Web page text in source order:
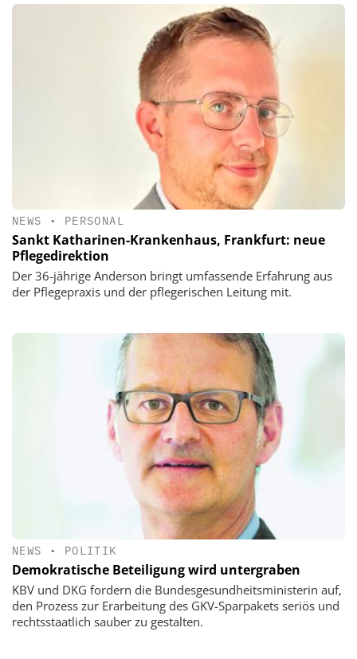
NEWS • PERSONAL
Sankt Katharinen-Krankenhaus, Frankfurt: neue
Pflegedirektion
Der 36-jährige Anderson bringt umfassende Erfahrung aus
der Pflegepraxis und der pflegerischen Leitung mit.
NEWS • POLITIK
Demokratische Beteiligung wird untergraben
KBV und DKG fordern die Bundesgesundheitsministerin auf,
den Prozess zur Erarbeitung des GKV-Sparpakets seriös und
rechtsstaatlich sauber zu gestalten.